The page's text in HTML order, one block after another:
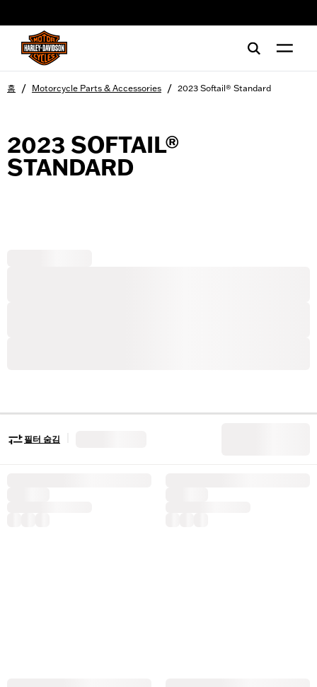
홈 / Motorcycle Parts & Accessories / 2023 Softail® Standard
2023 SOFTAIL®
STANDARD
필터 숨김